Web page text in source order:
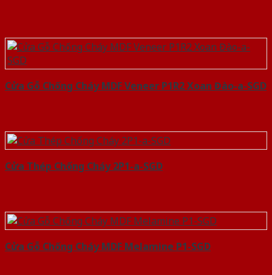
Cửa Gỗ Chống Cháy MDF Veneer P1R2 Xoan Đào-a-SGD
Cửa Thép Chống Cháy 2P1-a-SGD
Cửa Gỗ Chống Cháy MDF Melamine P1-SGD